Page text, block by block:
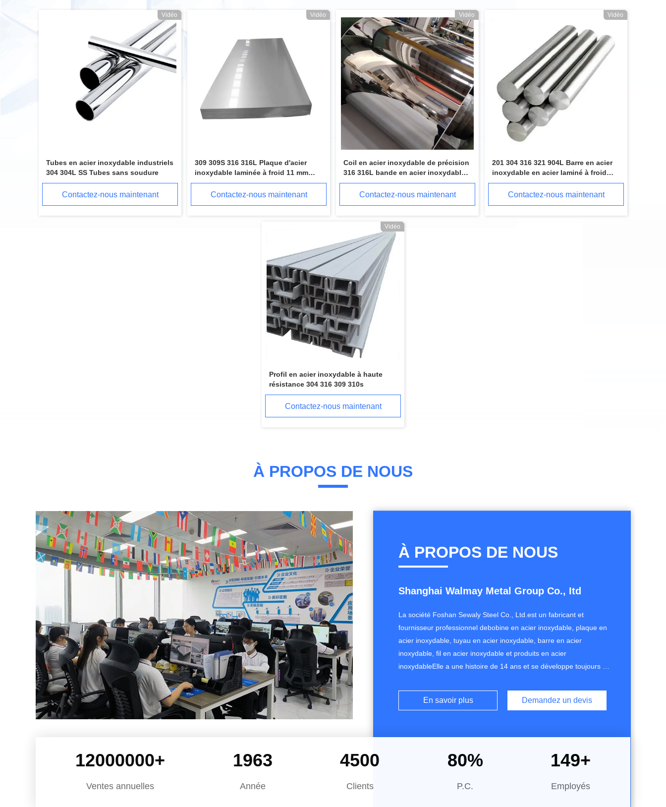
Vidéo
Tubes en acier inoxydable industriels
304 304L SS Tubes sans soudure
Contactez-nous maintenant
Vidéo
309 309S 316 316L Plaque d'acier
inoxydable laminée à froid 11 mm
épaisse Plaque métallique en acier
inoxydable
Contactez-nous maintenant
Vidéo
Coil en acier inoxydable de précision
316 316L bande en acier inoxydable
ASTM laminée à froid
Contactez-nous maintenant
Vidéo
201 304 316 321 904L Barre en acier
inoxydable en acier laminé à froid
316L Barre en acier inoxydable
Contactez-nous maintenant
Vidéo
Profil en acier inoxydable à haute
résistance 304 316 309 310s
Contactez-nous maintenant
À PROPOS DE NOUS
À PROPOS DE NOUS
Shanghai Walmay Metal Group Co., Itd
La société Foshan Sewaly Steel Co., Ltd.est un fabricant et
fournisseur professionnel debobine en acier inoxydable, plaque en
acier inoxydable, tuyau en acier inoxydable, barre en acier
inoxydable, fil en acier inoxydable et produits en acier
inoxydableElle a une histoire de 14 ans et se développe toujours à
l'année, avec un envoi mensuel de5,000 tonnes, ont plus de600
espècesLe nombre de postes de travail a augmenté.Elle est passée
En savoir plus Demandez un devis
12000000+
Ventes annuelles
2008
Année
4500
Clients
80%
P.C.
150+
Employés